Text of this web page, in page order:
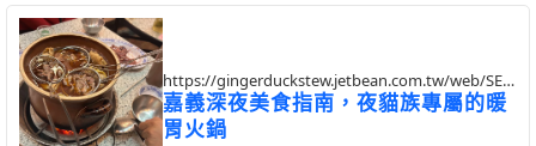
https://gingerduckstew.jetbean.com.tw/web/SEC?
postId=1356442
嘉義深夜美食指南，夜貓族專屬的暖
胃火鍋